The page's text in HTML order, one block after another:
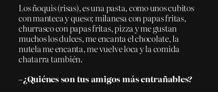
Los ñoquis (risas), es una pasta, como unos cubitos
con manteca y queso; milanesa con papas fritas,
churrasco con papas fritas, pizza y me gustan
muchos los dulces, me encanta el chocolate, la
nutela me encanta, me vuelve loca y la comida
chatarra también.
–¿Quiénes son tus amigos más entrañables?